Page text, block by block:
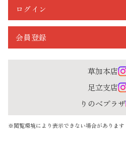
ログイン
会員登録
草加本店
足立支店
りのべプラザ
※閲覧環境により表示できない場合があります